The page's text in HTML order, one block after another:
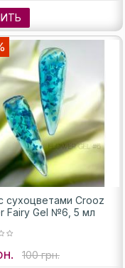
сухоцветами Crooz
Fairy Gel №6, 5 мл
100 грн.